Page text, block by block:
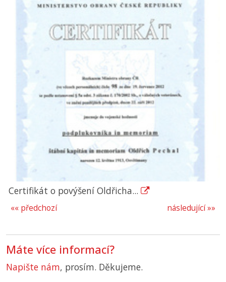
Certifikát o povýšení Oldřicha...
následující »»
«« předchozí
Máte více informací?
Napište nám, prosím. Děkujeme.